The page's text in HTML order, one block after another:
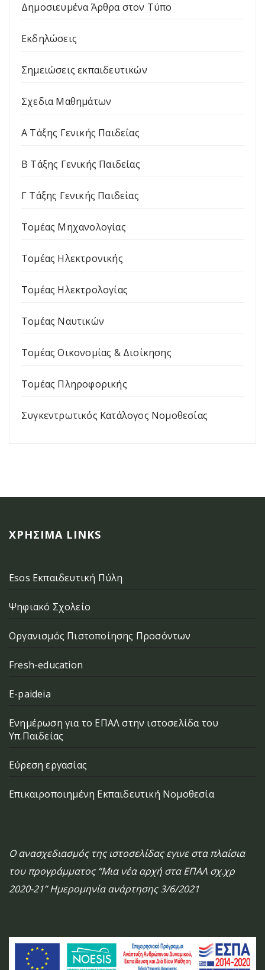
Δημοσιευμένα Άρθρα στον Τύπο
Εκδηλώσεις
Σημειώσεις εκπαιδευτικών
Σχεδια Μαθημάτων
Α Τάξης Γενικής Παιδείας
Β Τάξης Γενικής Παιδείας
Γ Τάξης Γενικής Παιδείας
Τομέας Μηχανολογίας
Τομέας Ηλεκτρονικής
Τομέας Ηλεκτρολογίας
Τομέας Ναυτικών
Τομέας Οικονομίας & Διοίκησης
Τομέας Πληροφορικής
Συγκεντρωτικός Κατάλογος Νομοθεσίας
ΧΡΉΣΙΜΑ LINKS
Esos Εκπαιδευτική Πύλη
Ψηφιακό Σχολείο
Οργανισμός Πιστοποίησης Προσόντων
Fresh-education
E-paideia
Ενημέρωση για το ΕΠΑΛ στην ιστοσελίδα του
Υπ.Παιδείας
Εύρεση εργασίας
Επικαιροποιημένη Εκπαιδευτική Νομοθεσία
Ο ανασχεδιασμός της ιστοσελίδας εγινε στα πλαίσια
του προγράμματος “Μια νέα αρχή στα ΕΠΑΛ σχ.χρ
2020-21” Ημερομηνία ανάρτησης 3/6/2021